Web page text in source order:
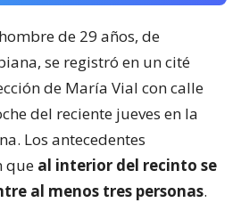
de 29 años, de
se registró en un cité
de María Vial con calle
del reciente jueves en la
Los antecedentes
que al interior del recinto se
al menos tres personas.